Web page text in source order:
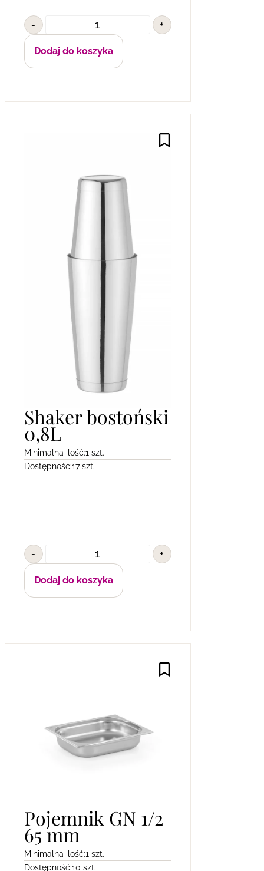
- +
Dodaj do koszyka
Shaker bostoński
0,8L
Minimalna ilość:1 szt.
Dostępność:17 szt.
- +
Dodaj do koszyka
Pojemnik GN 1/2
65 mm
Minimalna ilość:1 szt.
Dostępność:10 szt.